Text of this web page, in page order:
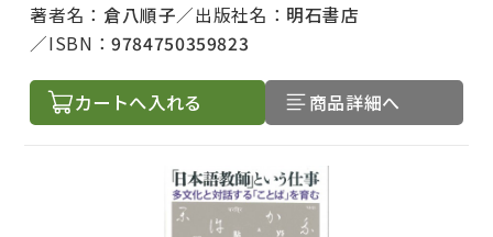
著者名： 倉八順子 出版社名： 明石書店
ISBN：9784750359823
カートへ入れる 商品詳細へ